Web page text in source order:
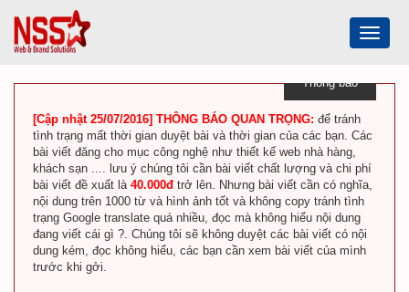
Toggle
Thông báo
[Cập nhật 25/07/2016] THÔNG BÁO QUAN TRỌNG: để tránh
tình trạng mất thời gian duyệt bài và thời gian của các bạn. Các
bài viết đăng cho mục công nghệ như thiết kế web nhà hàng,
khách sạn .... lưu ý chúng tôi cần bài viết chất lượng và chi phí
bài viết đề xuất là 40.000đ trở lên. Nhưng bài viết cần có nghĩa,
nội dung trên 1000 từ và hình ảnh tốt và không copy tránh tình
trạng Google translate quá nhiều, đọc mà không hiểu nội dung
đang viết cái gì ?. Chúng tôi sẽ không duyệt các bài viết có nội
dung kém, đọc không hiểu, các bạn cần xem bài viết của mình
trước khi gởi.